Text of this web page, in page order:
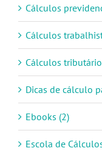
Cálculos
Cálculos
Cálculos
Dicas de cálculo
Ebooks (2)
Escola de